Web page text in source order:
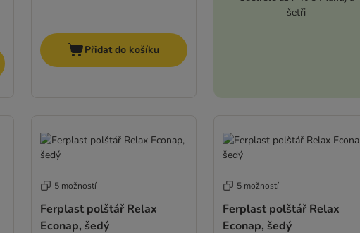
Přidat do košíku
šetři
5 možností
Ferplast polštář Relax
Econap, šedý
5 možností
Ferplast polštář Relax
Econap, šedý